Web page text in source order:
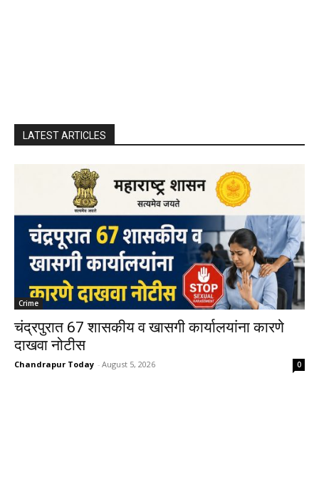
LATEST ARTICLES
Crime
चंद्रपुरात 67 शासकीय व खासगी कार्यालयांना कारणे
दाखवा नोटीस
Chandrapur Today - August 5, 2026 0